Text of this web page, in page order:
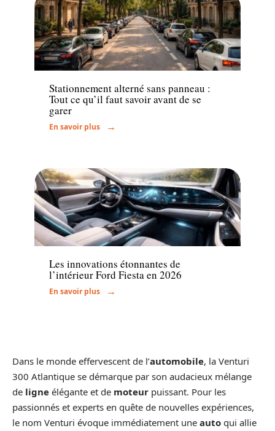
Actu
Stationnement alterné sans panneau :
Tout ce qu’il faut savoir avant de se
garer
En savoir plus
Actu
Les innovations étonnantes de
l’intérieur Ford Fiesta en 2026
En savoir plus
Dans le monde effervescent de l’automobile, la Venturi
300 Atlantique se démarque par son audacieux mélange
de ligne élégante et de moteur puissant. Pour les
passionnés et experts en quête de nouvelles expériences,
le nom Venturi évoque immédiatement une auto qui allie